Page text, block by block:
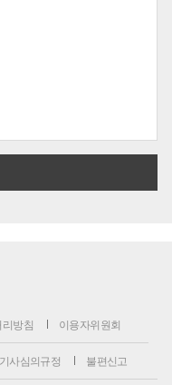
방침 이용자위원회
기사심의규정 불편신고